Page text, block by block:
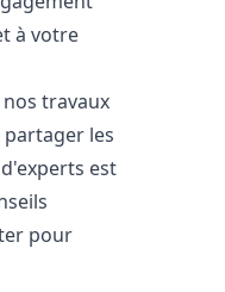
à votre
travaux
les
est
pour